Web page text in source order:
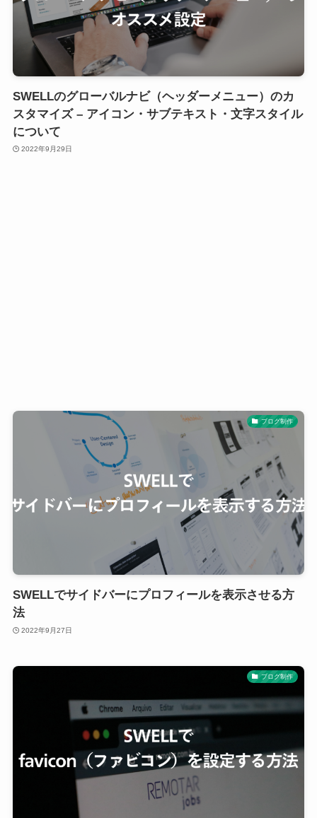
SWELLのグローバルナビ（ヘッダーメニュー）のカ
スタマイズ – アイコン・サブテキスト・文字スタイル
について
2022年9月29日
ブログ制作
SWELLでサイドバーにプロフィールを表示させる方
法
2022年9月27日
ブログ制作